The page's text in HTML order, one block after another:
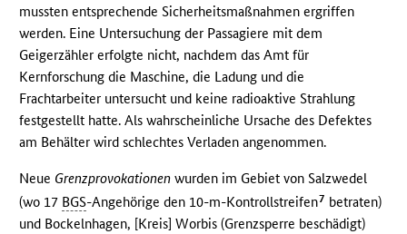
mussten entsprechende Sicherheitsmaßnahmen ergriffen
werden. Eine Untersuchung der Passagiere mit dem
Geigerzähler erfolgte nicht, nachdem das Amt für
Kernforschung die Maschine, die Ladung und die
Frachtarbeiter untersucht und keine radioaktive Strahlung
festgestellt hatte. Als wahrscheinliche Ursache des Defektes
am Behälter wird schlechtes Verladen angenommen.
Neue Grenzprovokationen wurden im Gebiet von Salzwedel
(wo 17 BGS-Angehörige den 10-m-Kontrollstreifen7 betraten)
und Bockelnhagen, [Kreis] Worbis (Grenzsperre beschädigt)